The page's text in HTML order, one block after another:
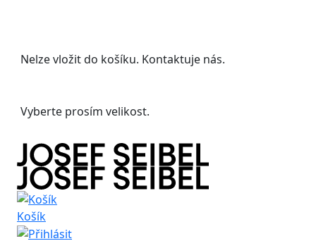
Nelze vložit do košíku. Kontaktuje nás.
Vyberte prosím velikost.
Košík